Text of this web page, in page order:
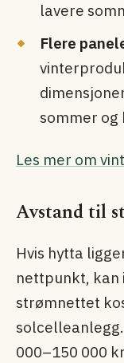
lavere
Flere
sommer og
Les mer om
Avstand til
Hvis hytta
nettpunkt, kan
strømnettet
000–150 000